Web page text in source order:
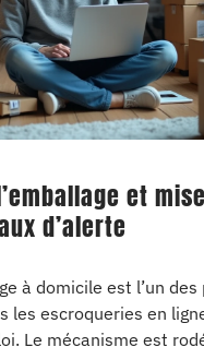
et
d’alerte
à domicile est l’un
les escroqueries en
Le mécanisme est